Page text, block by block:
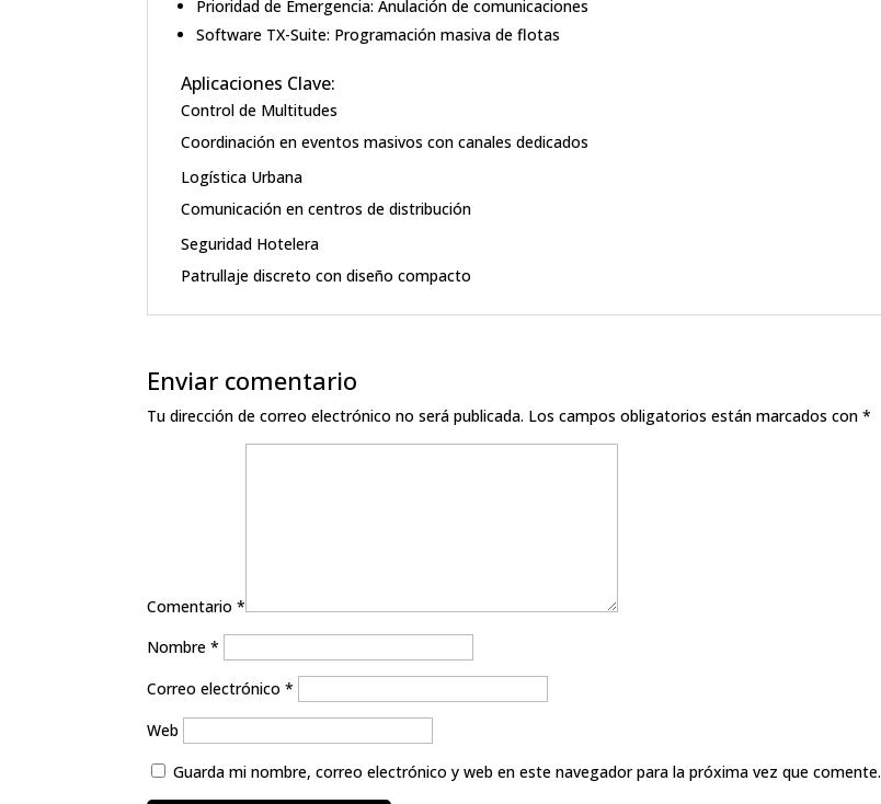
Prioridad de Emergencia: Anulación de comunicaciones
Software TX-Suite: Programación masiva de flotas
Aplicaciones Clave:
Control de Multitudes
Coordinación en eventos masivos con canales dedicados
Logística Urbana
Comunicación en centros de distribución
Seguridad Hotelera
Patrullaje discreto con diseño compacto
Enviar comentario
Tu dirección de correo electrónico no será publicada. Los campos obligatorios están marcados con*
Comentario*
Nombre*
Correo electrónico*
Web
Guarda mi nombre, correo electrónico y web en este navegador para la próxima vez que comente.